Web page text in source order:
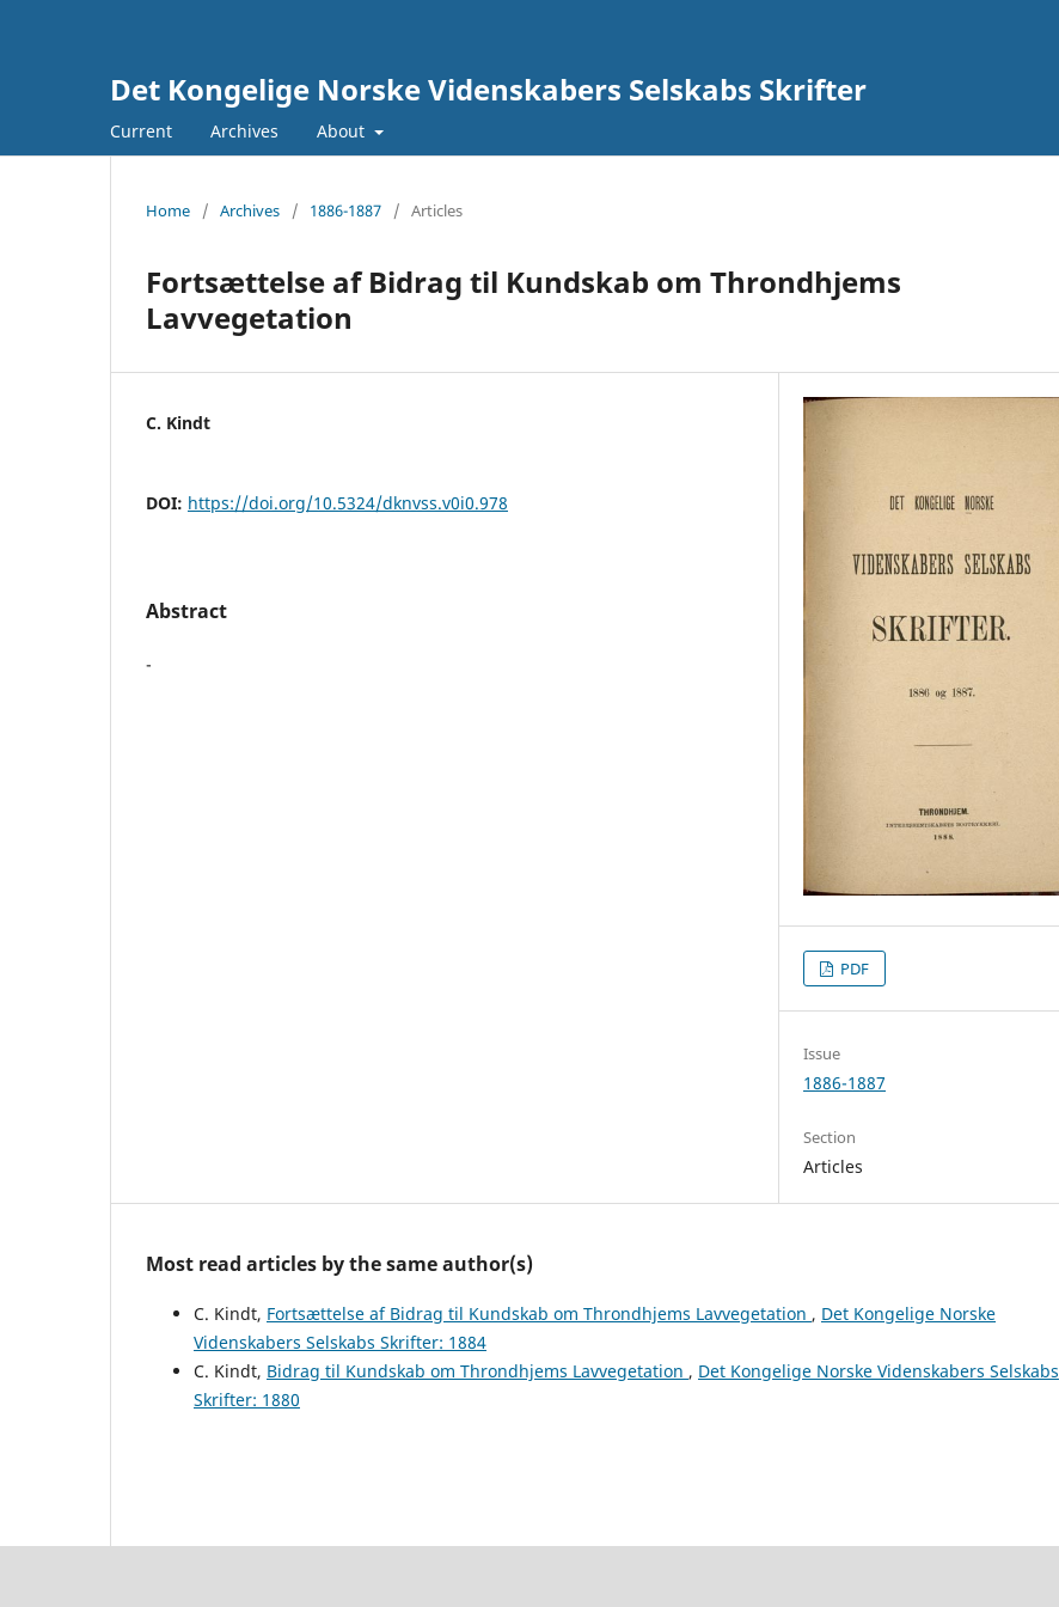
Det Kongelige Norske Videnskabers Selskabs Skrifter
Current Archives About
Home / Archives / 1886-1887 / Articles
Fortsættelse af Bidrag til Kundskab om Throndhjems
Lavvegetation
C. Kindt
DOI: https://doi.org/10.5324/dknvss.v0i0.978
Abstract
-
PDF
Issue
1886-1887
Section
Articles
Most read articles by the same author(s)
C. Kindt, Fortsættelse af Bidrag til Kundskab om Throndhjems Lavvegetation , Det Kongelige Norske
Videnskabers Selskabs Skrifter: 1884
C. Kindt, Bidrag til Kundskab om Throndhjems Lavvegetation , Det Kongelige Norske Videnskabers Selskabs
Skrifter: 1880